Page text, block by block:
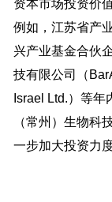
资本市场投资价
例如，江苏省产
兴产业基金合伙
技有限公司（
Israel Ltd.）等
（常州）生物科
一步加大投资力度